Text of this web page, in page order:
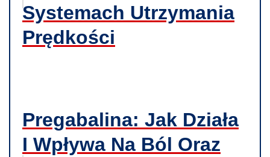
Systemach Utrzymania
Prędkości
Pregabalina: Jak Działa
I Wpływa Na Ból Oraz